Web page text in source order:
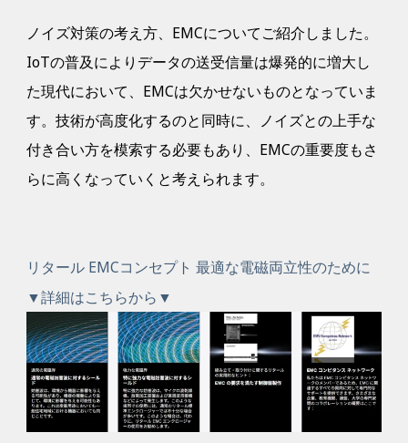
ノイズ対策の考え方、EMCについてご紹介しました。
IoTの普及によりデータの送受信量は爆発的に増大し
た現代において、EMCは欠かせないものとなっていま
す。技術が高度化するのと同時に、ノイズとの上手な
付き合い方を模索する必要もあり、EMCの重要度もさ
らに高くなっていくと考えられます。
リタール EMCコンセプト 最適な電磁両立性のために
▼詳細はこちらから▼